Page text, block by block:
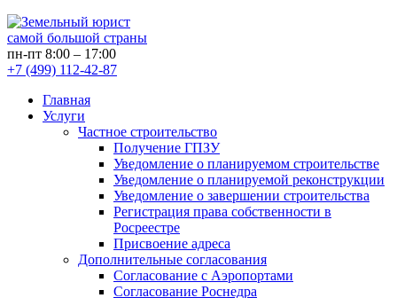
самой большой страны
пн-пт 8:00 – 17:00
+7 (499) 112-42-87
Главная
Услуги
Частное строительство
Получение ГПЗУ
Уведомление о планируемом строительстве
Уведомление о планируемой реконструкции
Уведомление о завершении строительства
Регистрация права собственности в
Росреестре
Присвоение адреса
Дополнительные согласования
Согласование с Аэропортами
Согласование Роснедра